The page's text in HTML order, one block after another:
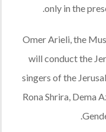
only in the
Omer Arieli, the
will conduct the
singers of the
Rona Shrira, Dema